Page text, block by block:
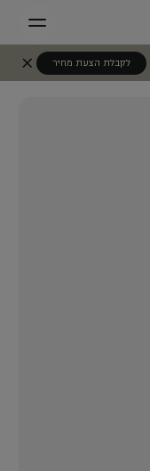
לקבלת הצעת מחיר